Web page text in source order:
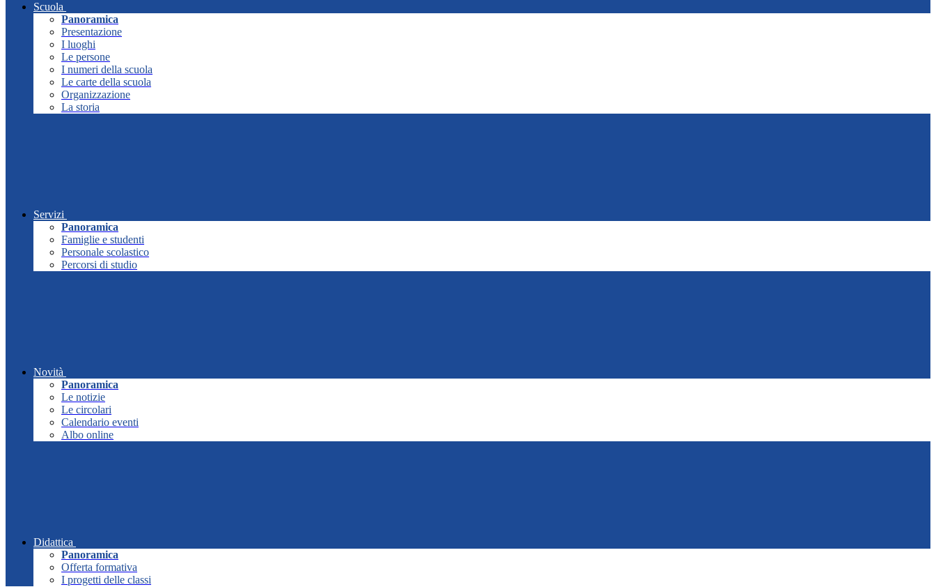
Scuola
Panoramica
Presentazione
I luoghi
Le persone
I numeri della scuola
Le carte della scuola
Organizzazione
La storia
Servizi
Panoramica
Famiglie e studenti
Personale scolastico
Percorsi di studio
Novità
Panoramica
Le notizie
Le circolari
Calendario eventi
Albo online
Didattica
Panoramica
Offerta formativa
I progetti delle classi